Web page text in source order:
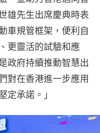
雄先生出席慶典時表
車規管框架，便利自
更靈活的試驗和應
政府持續推動智慧出
對在香港進一步應用
定承諾。」